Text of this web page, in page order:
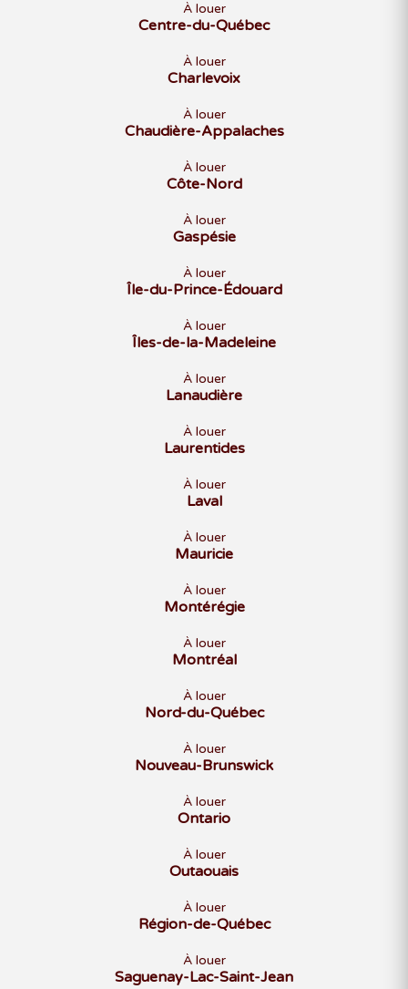
À louer
Centre-du-Québec
À louer
Charlevoix
À louer
Chaudière-Appalaches
À louer
Côte-Nord
À louer
Gaspésie
À louer
Île-du-Prince-Édouard
À louer
Îles-de-la-Madeleine
À louer
Lanaudière
À louer
Laurentides
À louer
Laval
À louer
Mauricie
À louer
Montérégie
À louer
Montréal
À louer
Nord-du-Québec
À louer
Nouveau-Brunswick
À louer
Ontario
À louer
Outaouais
À louer
Région-de-Québec
À louer
Saguenay-Lac-Saint-Jean